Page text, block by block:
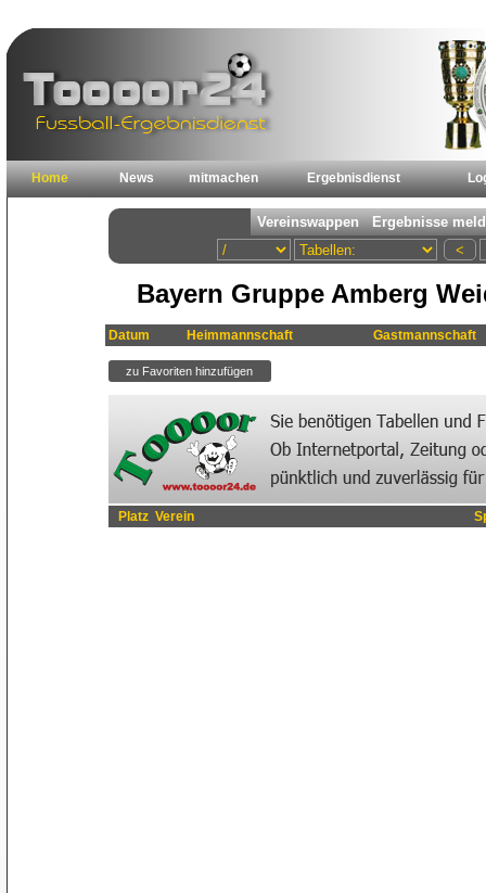
Home News mitmachen Ergebnisdienst
Bayern Gruppe Amberg
Datum Heimmannschaft Gastmannschaft
Platz Verein